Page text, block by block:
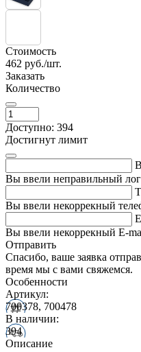
Стоимость
462 руб./шт.
Заказать
Количество
Доступно: 394
Достигнут лимит
Вы ввели неправильный
Вы ввели некоррекный
Вы ввели некоррекный E-
Отправить
Спасибо, ваше заявка
время мы с вами свяжемся.
Особенности
Артикул:
700378, 700478
В наличии:
394
Описание